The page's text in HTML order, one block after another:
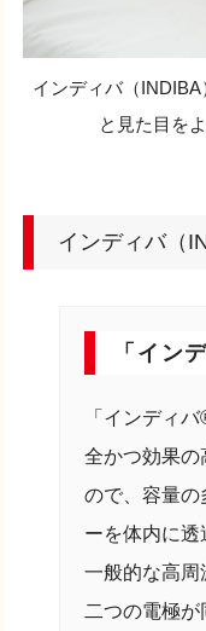
インディバ（
と見た目を
インディバ（
「イン
「インディ
全かつ効果の
ので、容量の
ーを体内に透
一般的な高周
二つの電極